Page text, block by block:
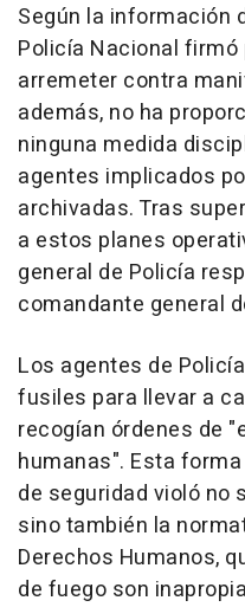
Según la información
Policía Nacional
arremeter contra
además, no ha
ninguna medida
agentes implicados
archivadas. Tras
a estos planes
general de Policía
comandante general
Los agentes de
fusiles para llevar a
recogían órdenes de
humanas". Esta
de seguridad violó no
sino también la
Derechos Humanos,
de fuego son